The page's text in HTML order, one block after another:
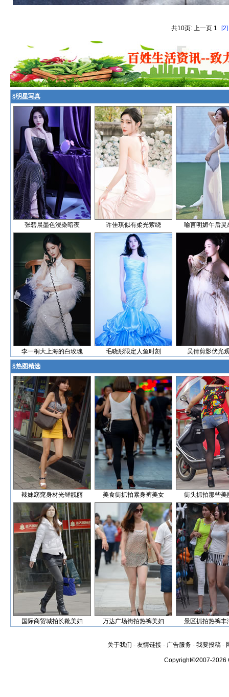
共10页: 上一页 1 [2]
§明星写真
张碧晨墨色浸染暗夜 许佳琪似有柔光萦绕 喻言明媚午后灵
李一桐大上海的白玫瑰 毛晓彤限定人鱼时刻 吴倩剪影伏光
§热图精选
辣妹窈窕身材光鲜靓丽 美食街抓拍紧身裤美女 街头抓拍那些美
国际商贸城拍长靴美妇 万达广场街拍热裤美妇 景区抓拍热裤丰
关于我们 - 友情链接 - 广告服务 - 我要投稿 -
Copyright©2007-2026